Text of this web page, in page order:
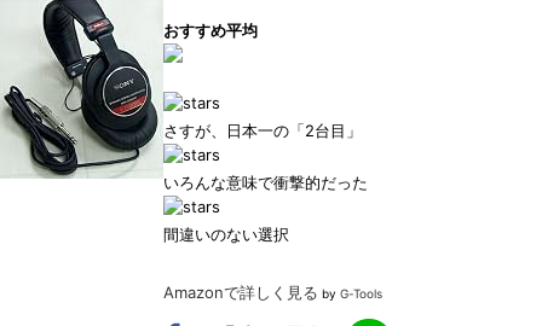
おすすめ平均
さすが、日本一の「2台目」
いろんな意味で衝撃的だった
間違いのない選択
Amazonで詳しく見る by G-Tools